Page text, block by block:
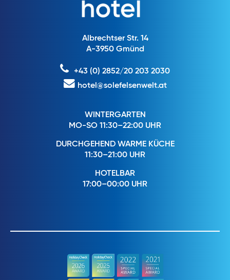
Albrechtser Str. 14
A-3950 Gmünd
+43 (0) 2852/20 203 2030
hotel@solefelsenwelt.at
WINTERGARTEN
MO-SO 11:30–22:00 UHR
DURCHGEHEND WARME KÜCHE
11:30–21:00 UHR
HOTELBAR
17:00–00:00 UHR